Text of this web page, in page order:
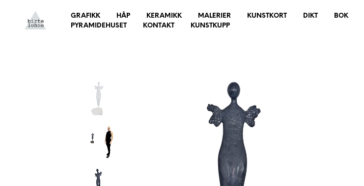
GRAFIKK HÅP KERAMIKK MALERIER KUNSTKORT DIKT BOK
PYRAMIDEHUSET
KONTAKT KUNSTKUPP